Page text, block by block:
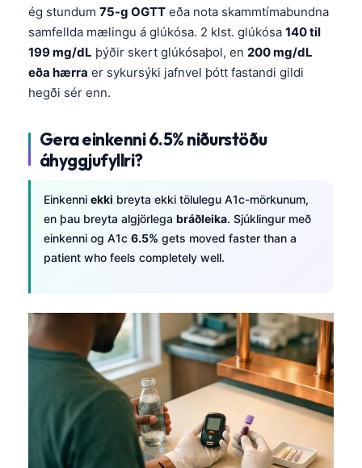
ég stundum 75-g OGTT eða nota skammtímabundna
samfellda mælingu á glúkósa. 2 klst. glúkósa 140 til
199 mg/dL þýðir skert glúkósaþol, en 200 mg/dL
eða hærra er sykursýki jafnvel þótt fastandi gildi
hegði sér enn.
Gera einkenni 6.5% niðurstöðu
áhyggjufyllri?
Einkenni ekki breyta ekki tölulegu A1c-mörkunum,
en þau breyta algjörlega bráðleika. Sjúklingur með
einkenni og A1c 6.5% gets moved faster than a
patient who feels completely well.